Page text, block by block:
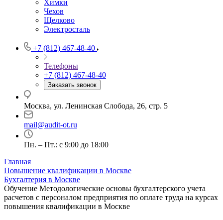
Химки
Чехов
Щелково
Электросталь
+7 (812) 467-48-40
Телефоны
+7 (812) 467-48-40
Заказать звонок
Москва, ул. Ленинская Слобода, 26, стр. 5
mail@audit-ot.ru
Пн. – Пт.: с 9:00 до 18:00
Главная
Повышение квалификации в Москве
Бухгалтерия в Москве
Обучение Методологические основы бухгалтерского учета
расчетов с персоналом предприятия по оплате труда на курсах
повышения квалификации в Москве